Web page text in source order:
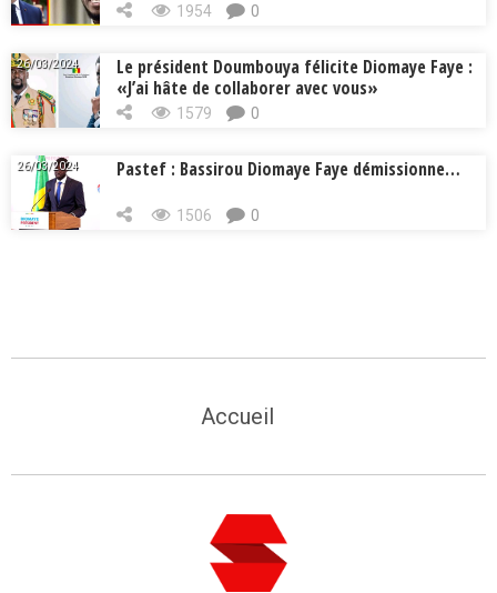
1954 0
26/03/2024
Le président Doumbouya félicite Diomaye Faye :
«J’ai hâte de collaborer avec vous»
1579 0
26/03/2024 Pastef : Bassirou Diomaye Faye démissionne…
1506 0
Accueil